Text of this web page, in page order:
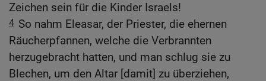
Zeichen sein für die Kinder Israels!
4 So nahm Eleasar, der Priester, die ehernen
Räucherpfannen, welche die Verbrannten
herzugebracht hatten, und man schlug sie zu
Blechen, um den Altar [damit] zu überziehen,